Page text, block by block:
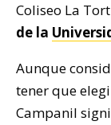
Coliseo La
de la
Aunque
tener que
Campanil